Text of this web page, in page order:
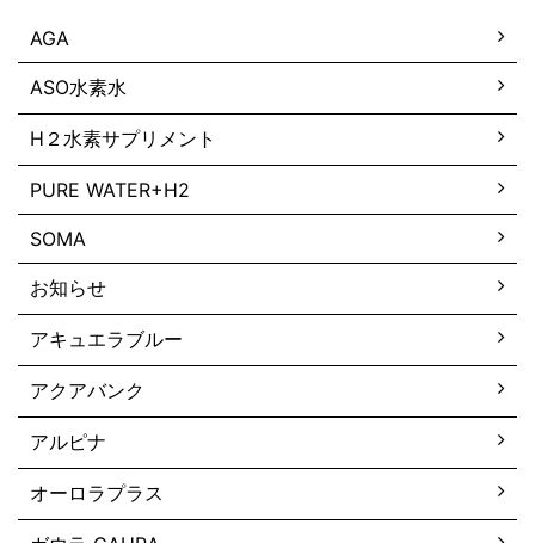
AGA
ASO水素水
H２水素サプリメント
PURE WATER+H2
SOMA
お知らせ
アキュエラブルー
アクアバンク
アルピナ
オーロラプラス